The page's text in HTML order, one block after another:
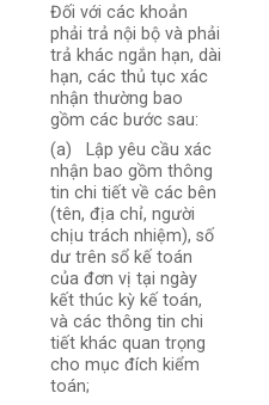
Đối với các khoản
phải trả nội bộ và phải
trả khác ngắn hạn, dài
hạn, các thủ tục xác
nhận thường bao
gồm các bước sau:
(a) Lập yêu cầu xác
nhận bao gồm thông
tin chi tiết về các bên
(tên, địa chỉ, người
chịu trách nhiệm), số
dư trên sổ kế toán
của đơn vị tại ngày
kết thúc kỳ kế toán,
và các thông tin chi
tiết khác quan trọng
cho mục đích kiểm
toán;